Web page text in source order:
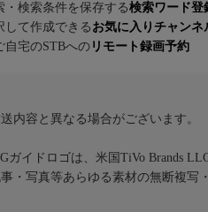
・検索条件を保存する検索ワード登
して作成できる お気に入りチャンネ
自宅のSTBへの リモート録画予約
内容と異なる場合がございます。
ガイドロゴは、米国TiVo Brands
・写真等あらゆる素材の無断複写